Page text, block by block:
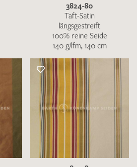
3824-80
Taft-Satin
längsgestreift
100% reine Seide
140 g/lfm, 140 cm